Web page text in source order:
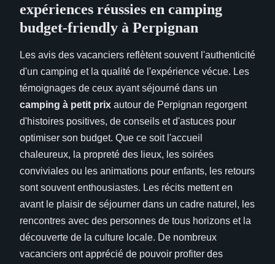
expériences réussies en camping
budget-friendly à Perpignan
Les avis des vacanciers reflètent souvent l'authenticité
d'un camping et la qualité de l'expérience vécue. Les
témoignages de ceux ayant séjourné dans un
camping à petit prix autour de Perpignan regorgent
d'histoires positives, de conseils et d'astuces pour
optimiser son budget. Que ce soit l'accueil
chaleureux, la propreté des lieux, les soirées
conviviales ou les animations pour enfants, les retours
sont souvent enthousiastes. Les récits mettent en
avant le plaisir de séjourner dans un cadre naturel, les
rencontres avec des personnes de tous horizons et la
découverte de la culture locale. De nombreux
vacanciers ont apprécié de pouvoir profiter des